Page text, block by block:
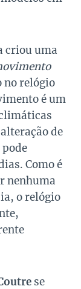
criou uma
no relógio
é um
de
Como é
nenhuma
o relógio
se